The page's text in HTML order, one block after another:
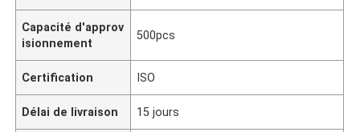
Capacité d'approv
isionnement
500pcs
Certification ISO
Délai de livraison 15 jours